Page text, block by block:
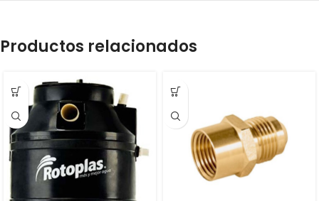
Productos relacionados